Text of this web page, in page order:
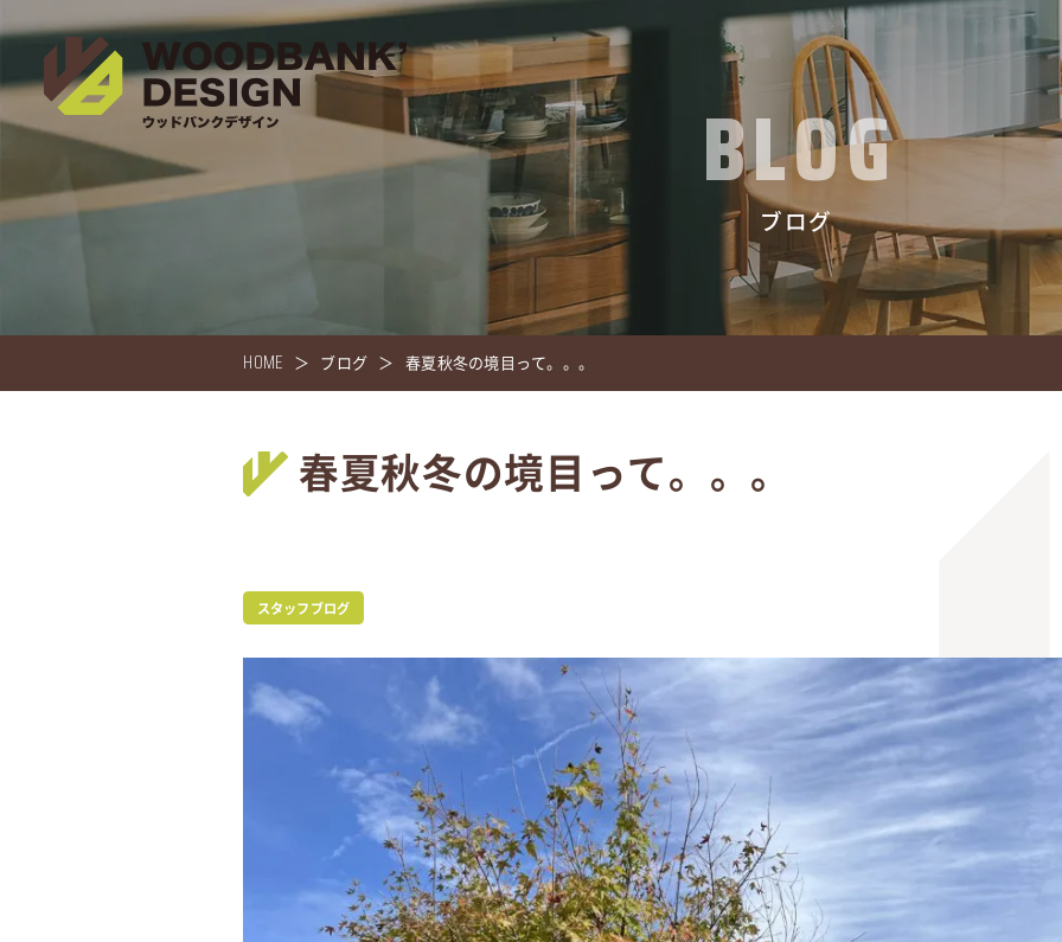
BLOG
ブログ
HOME ブログ 春夏秋冬の境目って。。。
春夏秋冬の境目って。。。
スタッフブログ